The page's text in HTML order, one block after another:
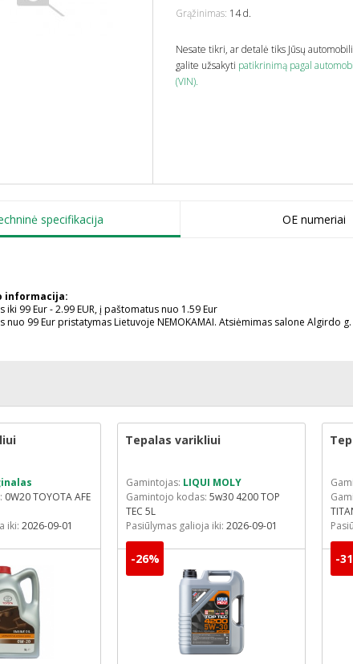
Grąžinimas: 14 d.
Nesate tikri, ar detalė tiks Jūsų
galite užsakyti patikrinimą pagal
(VIN).
specifikacija OE numeriai
informacija:
iki 99 Eur - 2.99 EUR, į paštomatus nuo 1.59 Eur
nuo 99 Eur pristatymas Lietuvoje NEMOKAMAI. Atsiėmimas salone Algirdo
0W20 TOYOTA AFE
iki: 2026-09-01
Tepalas varikliui
Gamintojas: LIQUI MOLY
Gamintojo kodas: 5w30 4200 TOP
TEC 5L
Pasiūlymas galioja iki: 2026-09-01
-26% -